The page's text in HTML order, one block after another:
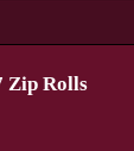
Zip Rolls